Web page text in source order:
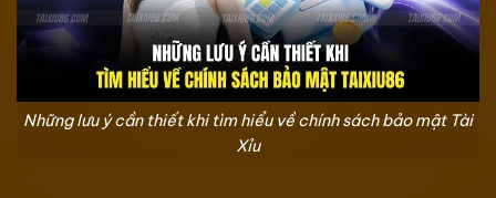
Những lưu ý cần thiết khi tìm hiểu về chính sách bảo mật Tài
Xỉu